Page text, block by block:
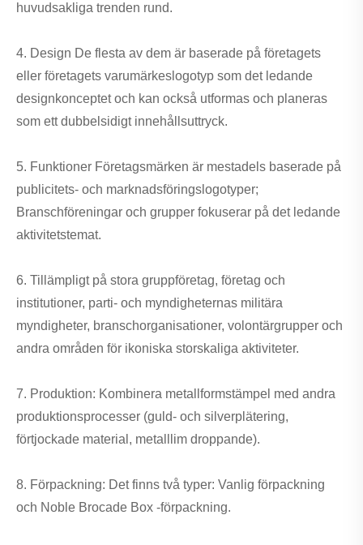
huvudsakliga trenden rund.
4. Design De flesta av dem är baserade på företagets
eller företagets varumärkeslogotyp som det ledande
designkonceptet och kan också utformas och planeras
som ett dubbelsidigt innehållsuttryck.
5. Funktioner Företagsmärken är mestadels baserade på
publicitets- och marknadsföringslogotyper;
Branschföreningar och grupper fokuserar på det ledande
aktivitetstemat.
6. Tillämpligt på stora gruppföretag, företag och
institutioner, parti- och myndigheternas militära
myndigheter, branschorganisationer, volontärgrupper och
andra områden för ikoniska storskaliga aktiviteter.
7. Produktion: Kombinera metallformstämpel med andra
produktionsprocesser (guld- och silverplätering,
förtjockade material, metalllim droppande).
8. Förpackning: Det finns två typer: Vanlig förpackning
och Noble Brocade Box -förpackning.